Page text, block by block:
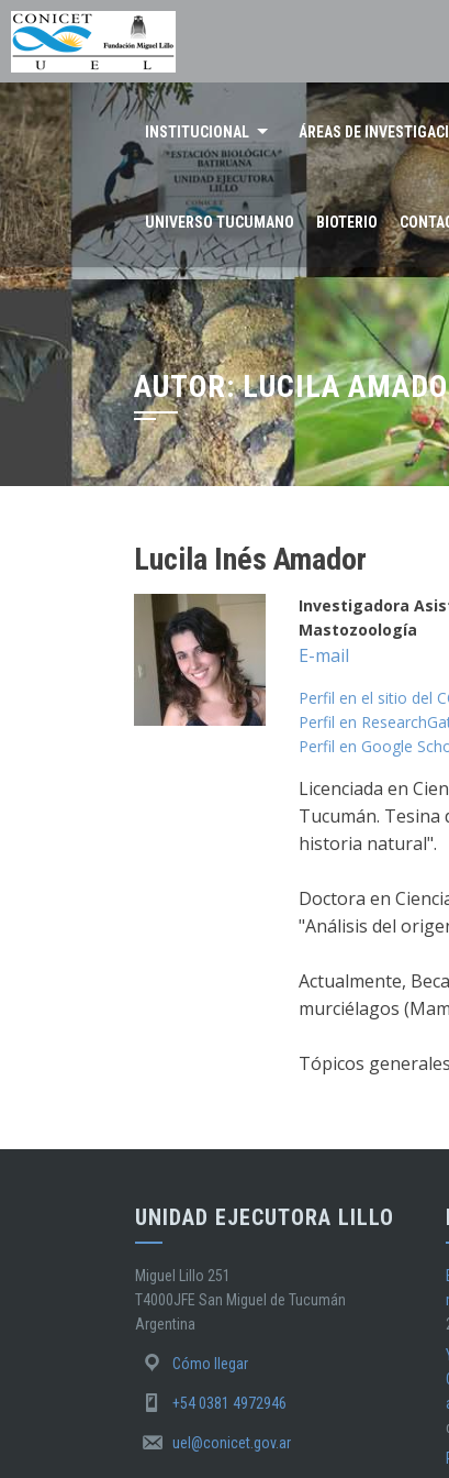
INSTITUCIONAL ÁREAS DE
UNIVERSO TUCUMANO BIOTERIO
AUTOR:LUCILA
Lucila Inés Amador
Investigadora
Mastozoología
E-mail
Perfil en el sitio del
Perfil en
Perfil en Google
Licenciada en
Tucumán. Tesina
historia natural".
Doctora en
"Análisis del
Actualmente,
murciélagos
Tópicos
UNIDAD EJECUTORA LILLO
Miguel Lillo 251
T4000JFE San Miguel de Tucumán
Argentina
Cómo llegar
+54 0381 4972946
uel@conicet.gov.ar